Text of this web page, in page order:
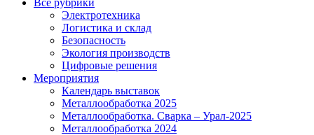
Все рубрики
Электротехника
Логистика и склад
Безопасность
Экология производств
Цифровые решения
Мероприятия
Календарь выставок
Металлообработка 2025
Металлообработка. Сварка – Урал-2025
Металлообработка 2024